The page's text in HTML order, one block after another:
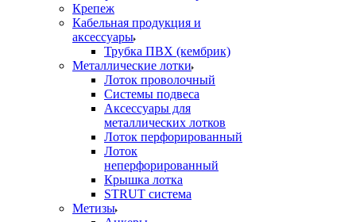
Крепеж
Кабельная продукция и
аксессуары
Трубка ПВХ (кембрик)
Металлические лотки
Лоток проволочный
Системы подвеса
Аксессуары для
металлических лотков
Лоток перфорированный
Лоток
неперфорированный
Крышка лотка
STRUT система
Метизы